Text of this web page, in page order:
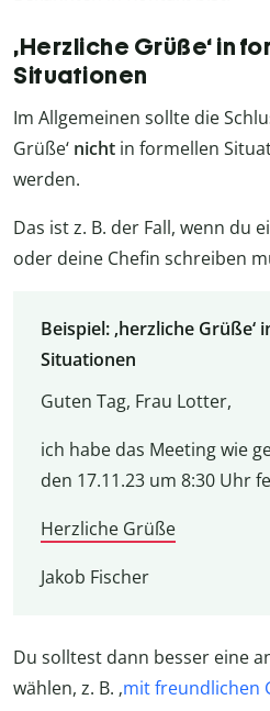
‚Herzliche Grüße‘ in
Situationen
Im Allgemeinen sollte die
Grüße‘ nicht in formellen
werden.
Das ist z. B. der Fall, wenn du
oder deine Chefin schreiben
Beispiel: ‚herzliche Grüße‘
Situationen
Guten Tag, Frau Lotter,
ich habe das Meeting wie
den 17.11.23 um 8:30 Uhr
Herzliche Grüße
Jakob Fischer
Du solltest dann besser eine
wählen, z. B. ‚mit freundlichen